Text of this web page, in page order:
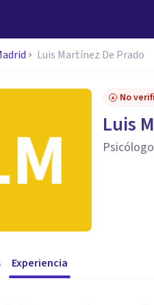
Luis Martínez De Prado
No
Luis
Experiencia